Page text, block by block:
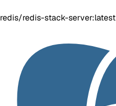
redis/redis-stack-server:latest